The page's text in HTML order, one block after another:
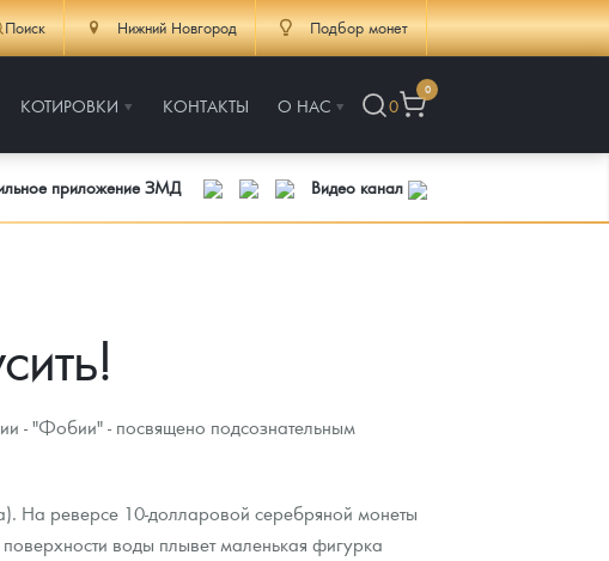
Поиск Нижний Новгород Подбор монет
КОТИРОВКИ КОНТАКТЫ О НАС 0
0
приложение ЗМД Видео канал
- "Фобии" - посвящено подсознательным
На реверсе 10-долларовой серебряной монеты
воды плывет маленькая фигурка